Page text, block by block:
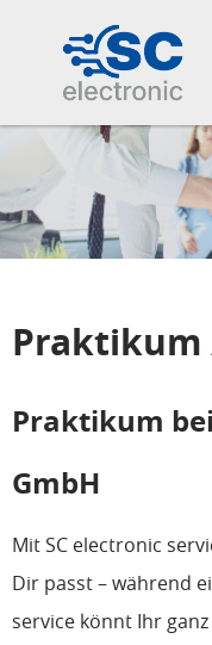
Praktikum
Praktikum
GmbH
Mit SC electronic
Dir passt – während
service könnt Ihr